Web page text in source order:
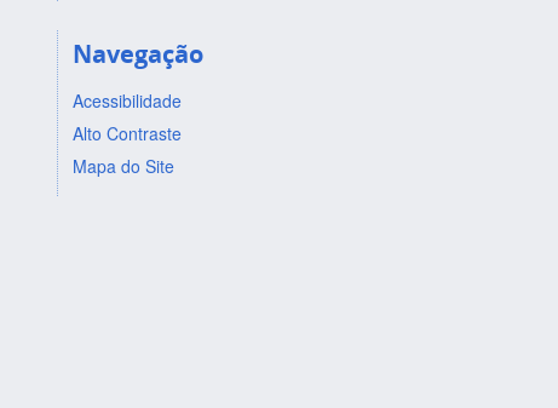
Navegação
Acessibilidade
Alto Contraste
Mapa do Site